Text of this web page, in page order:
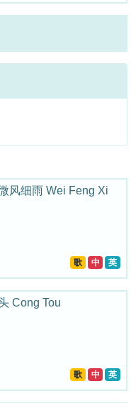
风细雨 Wei Feng Xi
歌 中 英
Cong Tou
歌 中 英